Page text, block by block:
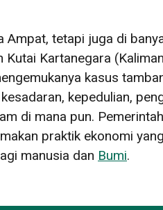
Ampat, tetapi juga di
Kartanegara
kasus
kepedulian,
di mana pun.
praktik ekonomi
manusia dan Bumi.